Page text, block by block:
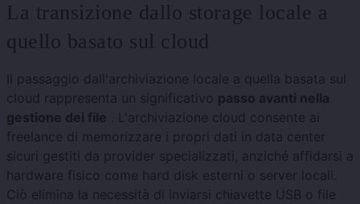
La transizione dallo storage locale a
quello basato sul cloud
Il passaggio dall'archiviazione locale a quella basata sul
cloud rappresenta un significativo passo avanti nella
gestione dei file . L'archiviazione cloud consente ai
freelance di memorizzare i propri dati in data center
sicuri gestiti da provider specializzati, anziché affidarsi a
hardware fisico come hard disk esterni o server locali.
Ciò elimina la necessità di inviarsi chiavette USB o file